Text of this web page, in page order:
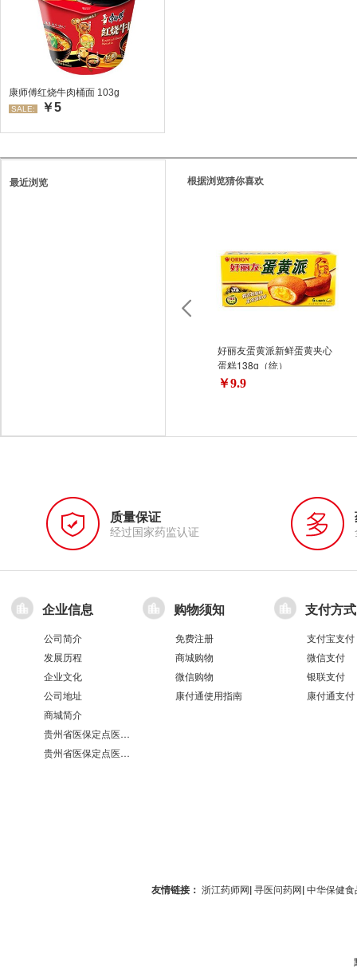
康师傅红烧牛肉桶面 103g
SALE: ￥5
最近浏览 根据浏览猜你喜欢
好丽友蛋黄派新鲜蛋黄夹心
蛋糕138g（统）
￥9.9
质量保证
经过国家药监认证
企业信息
公司简介
发展历程
企业文化
公司地址
商城简介
贵州省医保定点医疗机构医保服务情况表（第551分店）
贵州省医保定点医疗机构医保服务情况表（第100分店）
购物须知
免费注册
商城购物
微信购物
康付通使用指南
支付方式
支付宝支付
微信支付
银联支付
康付通支付
友情链接： 浙江药师网| 寻医问药网| 中华保健食